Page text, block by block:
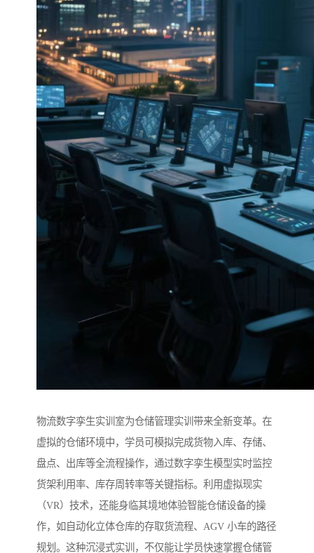
物流数字孪生实训室为仓储管理实训带来全新变革。在
虚拟的仓储环境中，学员可模拟完成货物入库、存储、
盘点、出库等全流程操作，通过数字孪生模型实时监控
货架利用率、库存周转率等关键指标。利用虚拟现实
（VR）技术，还能身临其境地体验智能仓储设备的操
作，如自动化立体仓库的存取货流程、AGV 小车的路径
规划。这种沉浸式实训，不仅能让学员快速掌握仓储管